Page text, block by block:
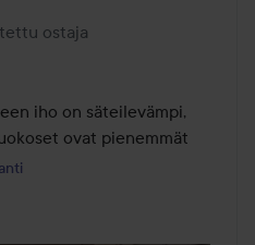
ostaja
iho on säteilevämpi,
ovat pienemmät